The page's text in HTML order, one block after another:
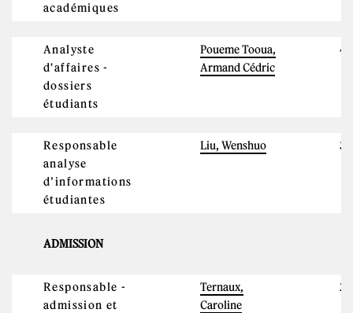
académiques
Analyste
d'affaires -
dossiers
étudiants
Poueme Tooua,
Armand Cédric
Responsable
analyse
d’informations
étudiantes
Liu, Wenshuo
ADMISSION
Responsable -
admission et
Ternaux,
Caroline